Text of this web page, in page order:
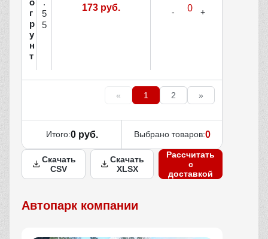
о
г
р
у
н
т
.
5
5
173 руб.
« 1 2 »
Итого:0 руб. Выбрано товаров:0
Скачать
CSV
Скачать
XLSX
Рассчитать
с
доставкой
Автопарк компании